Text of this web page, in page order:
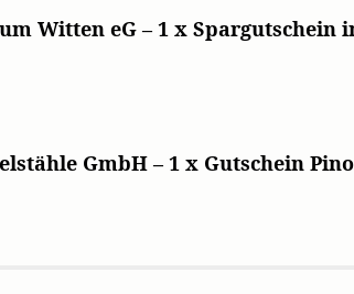
Witten eG – 1 x Spargutschein
GmbH – 1 x Gutschein